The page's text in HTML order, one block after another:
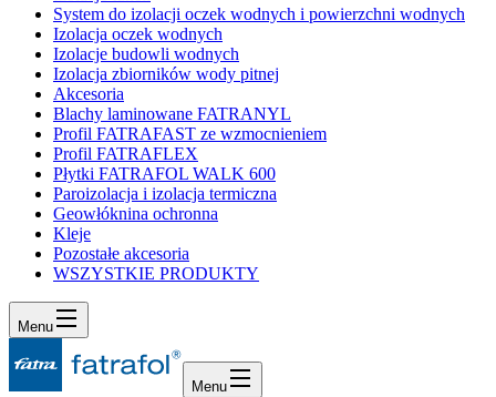
System do izolacji oczek wodnych i powierzchni wodnych
Izolacja oczek wodnych
Izolacje budowli wodnych
Izolacja zbiorników wody pitnej
Akcesoria
Blachy laminowane FATRANYL
Profil FATRAFAST ze wzmocnieniem
Profil FATRAFLEX
Płytki FATRAFOL WALK 600
Paroizolacja i izolacja termiczna
Geowłóknina ochronna
Kleje
Pozostałe akcesoria
WSZYSTKIE PRODUKTY
Menu
Menu